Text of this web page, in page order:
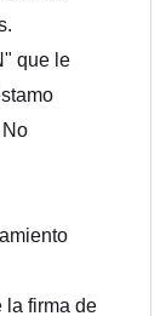
que le
la firma de